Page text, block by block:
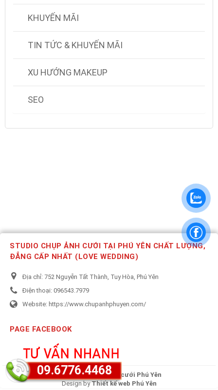
KHUYẾN MÃI
TIN TỨC & KHUYẾN MÃI
XU HƯỚNG MAKEUP
SEO
STUDIO CHỤP ẢNH CƯỚI TẠI PHÚ YÊN CHẤT LƯỢNG,
ĐẲNG CẤP NHẤT (LOVE WEDDING)
Địa chỉ: 752 Nguyễn Tất Thành, Tuy Hòa, Phú Yên
Điện thoại: 096543.7979
Website: https://www.chupanhphuyen.com/
PAGE FACEBOOK
Copyright © 2020Ảnh cưới Phú Yên
Design byThiết kế web Phú Yên
09.6776.4468